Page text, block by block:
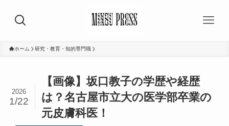
ホーム 研究・教育・知的専門職
【画像】坂口教子の学歴や経歴
は？名古屋市立大の医学部卒業の
元皮膚科医！
2026
1/22